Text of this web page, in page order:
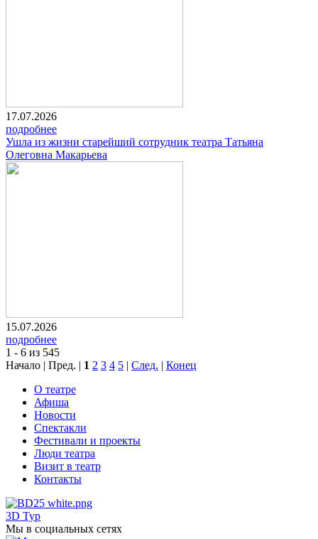
17.07.2026
подробнее
Ушла из жизни старейший сотрудник театра Татьяна
Олеговна Макарьева
15.07.2026
подробнее
1 - 6 из 545
Начало | Пред. | 1 2 3 4 5 | След. | Конец
О театре
Афиша
Новости
Спектакли
Фестивали и проекты
Люди театра
Визит в театр
Контакты
3D Тур
Мы в социальных сетях